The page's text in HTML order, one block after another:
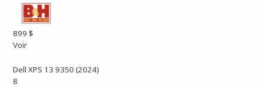
899 $
Voir
Dell XPS 13 9350 (2024)
8